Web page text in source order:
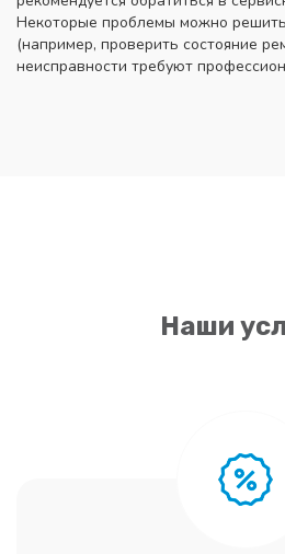
Некоторые проблемы можно
(например, проверить состояние
неисправности требуют
Наши